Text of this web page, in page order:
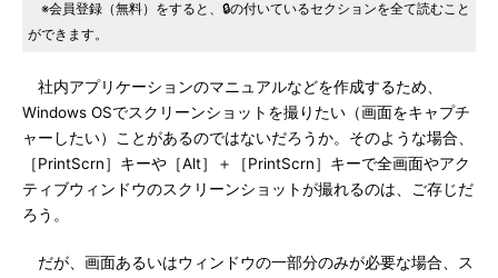
※会員登録（無料）をすると、🔒の付いているセクションを全て読むこと
ができます。
社内アプリケーションのマニュアルなどを作成するため、
Windows OSでスクリーンショットを撮りたい（画面をキャプチ
ャーしたい）ことがあるのではないだろうか。そのような場合、
［PrintScrn］キーや［Alt］＋［PrintScrn］キーで全画面やアク
ティブウィンドウのスクリーンショットが撮れるのは、ご存じだ
ろう。
だが、画面あるいはウィンドウの一部分のみが必要な場合、ス